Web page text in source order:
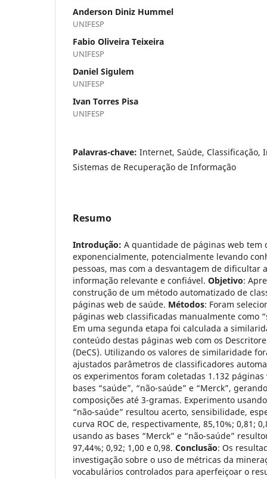
Anderson Diniz Hummel
UNIFESP
Fabio Oliveira Teixeira
UNIFESP
Daniel Sigulem
UNIFESP
Ivan Torres Pisa
UNIFESP
Palavras-chave: Internet, Saúde, Classificação,
Sistemas de Recuperação de Informação
Resumo
Introdução: A quantidade de páginas web tem
exponencialmente, potencialmente levando
pessoas, mas com a desvantagem de dificultar
informação relevante e confiável. Objetivo:
construção de um método automatizado de
páginas web de saúde. Métodos: Foram
páginas web classificadas manualmente como
Em uma segunda etapa foi calculada a
conteúdo destas páginas web com os
(DeCS). Utilizando os valores de similaridade
ajustados parâmetros de classificadores
os experimentos foram coletadas 1.132
bases “saúde”, “não-saúde” e “Merck”,
composições até 3-gramas. Experimento
“não-saúde” resultou acerto, sensibilidade,
curva ROC de, respectivamente, 85,10%; 0,81;
usando as bases “Merck” e “não-saúde”
97,44%; 0,92; 1,00 e 0,98. Conclusão: Os
investigação sobre o uso de métricas da
vocabulários controlados para aperfeiçoar o